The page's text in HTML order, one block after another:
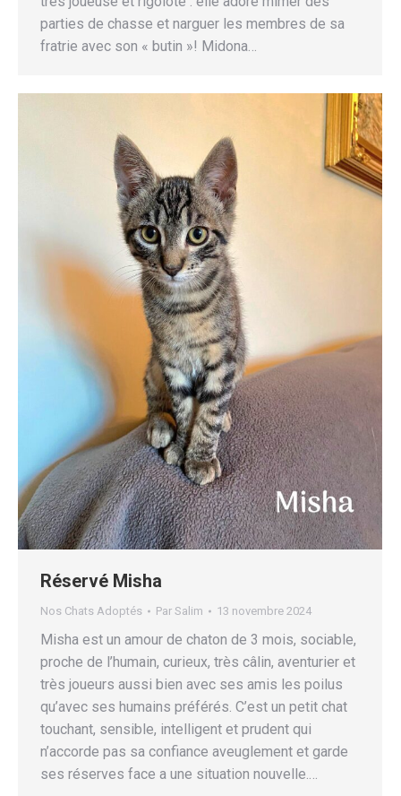
parties de chasse et narguer les membres de sa
fratrie avec son « butin »! Midona…
Réservé Misha
Nos Chats Adoptés Par Salim 13 novembre 2024
Misha est un amour de chaton de 3 mois, sociable,
proche de l’humain, curieux, très câlin, aventurier et
très joueurs aussi bien avec ses amis les poilus
qu’avec ses humains préférés. C’est un petit chat
touchant, sensible, intelligent et prudent qui
n’accorde pas sa confiance aveuglement et garde
ses réserves face a une situation nouvelle.…